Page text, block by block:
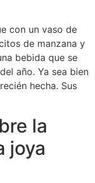
con un vaso de
de manzana y
bebida que se
año. Ya sea bien
hecha. Sus
la
joya